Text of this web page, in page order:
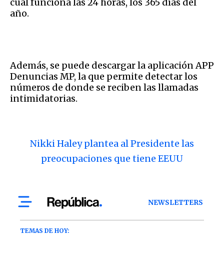
año.
Además, se puede descargar la aplicación APP
Denuncias MP, la que permite detectar los
números de donde se reciben las llamadas
intimidatorias.
Nikki Haley plantea al Presidente las
preocupaciones que tiene EEUU